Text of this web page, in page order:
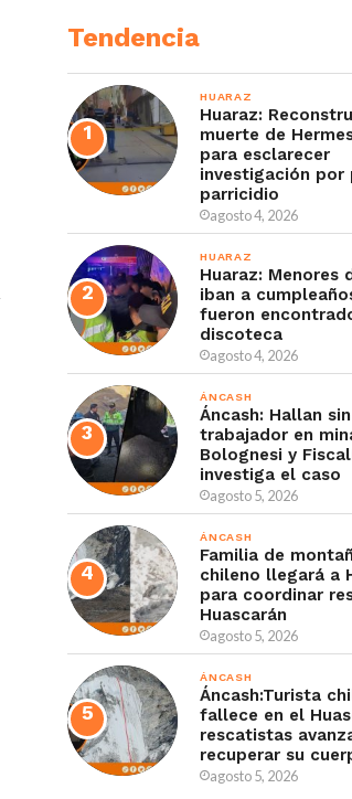
Tendencia
HUARAZ
Huaraz:
muerte de
para esclarecer
investigación por
parricidio
agosto 4, 2026
HUARAZ
Huaraz: Menores
iban a
fueron
discoteca
agosto 4, 2026
ÁNCASH
Áncash: Hallan
trabajador en
Bolognesi y
investiga el caso
agosto 5, 2026
ÁNCASH
Familia de
chileno llegará a
para coordinar
Huascarán
agosto 5, 2026
ÁNCASH
Áncash:Turista
fallece en el
rescatistas
recuperar su
agosto 5, 2026